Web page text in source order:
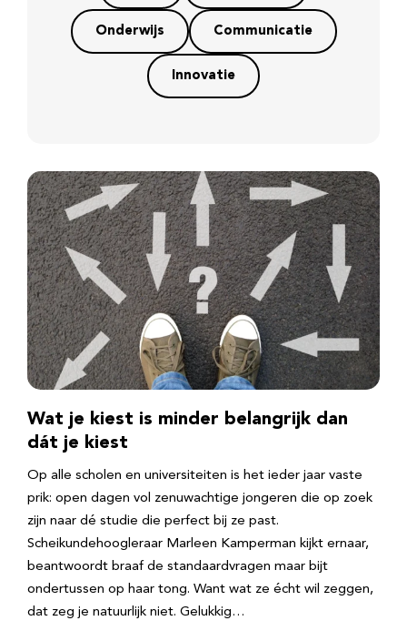
Onderwijs Communicatie
Innovatie
Wat je kiest is minder belangrijk dan
dát je kiest
Op alle scholen en universiteiten is het ieder jaar vaste
prik: open dagen vol zenuwachtige jongeren die op zoek
zijn naar dé studie die perfect bij ze past.
Scheikundehoogleraar Marleen Kamperman kijkt ernaar,
beantwoordt braaf de standaardvragen maar bijt
ondertussen op haar tong. Want wat ze écht wil zeggen,
dat zeg je natuurlijk niet. Gelukkig…